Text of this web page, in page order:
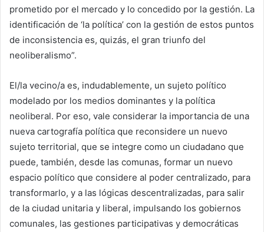
prometido por el mercado y lo concedido por la gestión. La
identificación de ‘la política’ con la gestión de estos puntos
de inconsistencia es, quizás, el gran triunfo del
neoliberalismo”.
El/la vecino/a es, indudablemente, un sujeto político
modelado por los medios dominantes y la política
neoliberal. Por eso, vale considerar la importancia de una
nueva cartografía política que reconsidere un nuevo
sujeto territorial, que se integre como un ciudadano que
puede, también, desde las comunas, formar un nuevo
espacio político que considere al poder centralizado, para
transformarlo, y a las lógicas descentralizadas, para salir
de la ciudad unitaria y liberal, impulsando los gobiernos
comunales, las gestiones participativas y democráticas